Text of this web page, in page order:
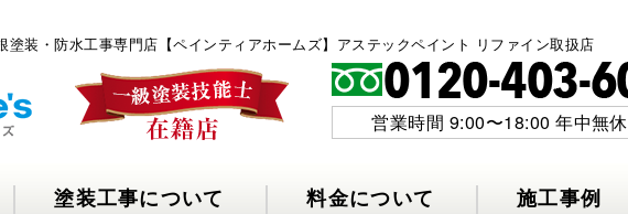
装・防水工事専門店【ペインティアホームズ】アステックペイント リファイン取扱店
営業時間 9:00〜18:00 年中無休
塗装工事について 料金について 施工事例